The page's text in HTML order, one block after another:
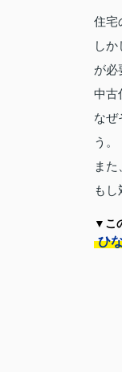
住宅
し
が必
中古
なぜ
う。
ま
も
▼こ
ひ